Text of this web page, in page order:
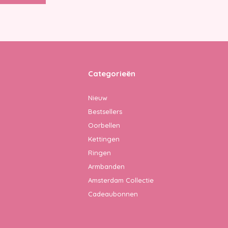
Categorieën
Nieuw
Bestsellers
Oorbellen
Kettingen
Ringen
Armbanden
Amsterdam Collectie
Cadeaubonnen